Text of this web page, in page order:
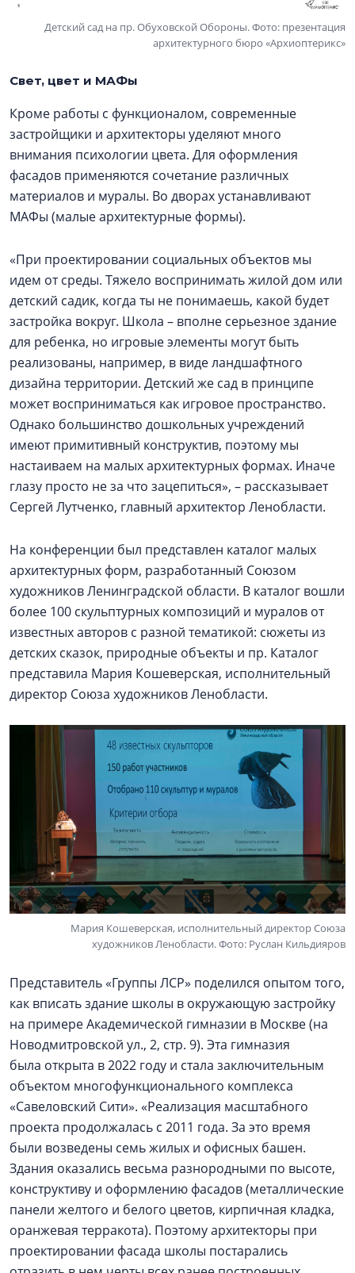
Детский сад на пр. Обуховской Обороны. Фото: презентация
архитектурного бюро «Архиоптерикс»
Свет, цвет и МАФы
Кроме работы с функционалом, современные
застройщики и архитекторы уделяют много
внимания психологии цвета. Для оформления
фасадов применяются сочетание различных
материалов и муралы. Во дворах устанавливают
МАФы (малые архитектурные формы).
«При проектировании социальных объектов мы
идем от среды. Тяжело воспринимать жилой дом или
детский садик, когда ты не понимаешь, какой будет
застройка вокруг. Школа – вполне серьезное здание
для ребенка, но игровые элементы могут быть
реализованы, например, в виде ландшафтного
дизайна территории. Детский же сад в принципе
может восприниматься как игровое пространство.
Однако большинство дошкольных учреждений
имеют примитивный конструктив, поэтому мы
настаиваем на малых архитектурных формах. Иначе
глазу просто не за что зацепиться», – рассказывает
Сергей Лутченко, главный архитектор Ленобласти.
На конференции был представлен каталог малых
архитектурных форм, разработанный Союзом
художников Ленинградской области. В каталог вошли
более 100 скульптурных композиций и муралов от
известных авторов с разной тематикой: сюжеты из
детских сказок, природные объекты и пр. Каталог
представила Мария Кошеверская, исполнительный
директор Союза художников Ленобласти.
Мария Кошеверская, исполнительный директор Союза
художников Ленобласти. Фото: Руслан Кильдияров
Представитель «Группы ЛСР» поделился опытом того,
как вписать здание школы в окружающую застройку
на примере Академической гимназии в Москве (на
Новодмитровской ул., 2, стр. 9). Эта гимназия
была открыта в 2022 году и стала заключительным
объектом многофункционального комплекса
«Савеловский Сити». «Реализация масштабного
проекта продолжалась с 2011 года. За это время
были возведены семь жилых и офисных башен.
Здания оказались весьма разнородными по высоте,
конструктиву и оформлению фасадов (металлические
панели желтого и белого цветов, кирпичная кладка,
оранжевая терракота). Поэтому архитекторы при
проектировании фасада школы постарались